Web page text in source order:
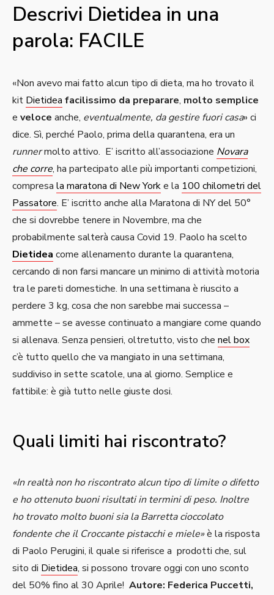
Descrivi Dietidea in una
parola: FACILE
«Non avevo mai fatto alcun tipo di dieta, ma ho trovato il
kit Dietidea facilissimo da preparare, molto semplice
e veloce anche, eventualmente, da gestire fuori casa» ci
dice. Sì, perché Paolo, prima della quarantena, era un
runnermolto attivo. E’ iscritto all’associazione Novara
che corre, ha partecipato alle più importanti competizioni,
compresa la maratona di New Yorke la 100 chilometri del
Passatore. E’ iscritto anche alla Maratona di NY del 50°
che si dovrebbe tenere in Novembre, ma che
probabilmente salterà causa Covid 19. Paolo ha scelto
Dietidea come allenamento durante la quarantena,
cercando di non farsi mancare un minimo di attività motoria
tra le pareti domestiche. In una settimana è riuscito a
perdere 3 kg, cosa che non sarebbe mai successa –
ammette – se avesse continuato a mangiare come quando
si allenava. Senza pensieri, oltretutto, visto che nel box
c’è tutto quello che va mangiato in una settimana,
suddiviso in sette scatole, una al giorno. Semplice e
fattibile: è già tutto nelle giuste dosi.
Quali limiti hai riscontrato?
«In realtà non ho riscontrato alcun tipo di limite o difetto
e ho ottenuto buoni risultati in termini di peso. Inoltre
ho trovato molto buoni sia la Barretta cioccolato
fondente che il Croccante pistacchi e miele»è la risposta
di Paolo Perugini, il quale si riferisce a prodotti che, sul
sito di Dietidea, si possono trovare oggi con uno sconto
del 50% fino al 30 Aprile! Autore: Federica Puccetti,